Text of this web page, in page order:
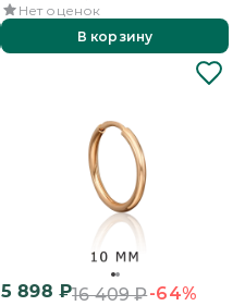
с фианитом
Нет оценок
В корзину
5 898 ₽16 409₽-64%